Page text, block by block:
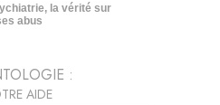
la vérité sur
abus
:
AIDE